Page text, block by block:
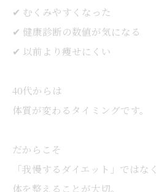
✔ むくみやすくなった
✔ 健康診断の数値が気になる
✔ 以前より痩せにくい
40代からは
体質が変わるタイミングです。
だからこそ
「我慢するダイエット」ではなく
体を整えることが大切。